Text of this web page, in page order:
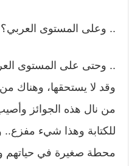
.. وعلى المستوى العربي؟
.. وحتى على المستوى
وقد لا يستحقها، وهناك
من نال هذه الجوائز وأصيب
للكتابة وهذا شيء مفزع..
محطة صغيرة في حياتهم